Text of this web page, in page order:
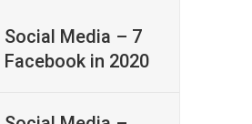
Media – 7
in 2020